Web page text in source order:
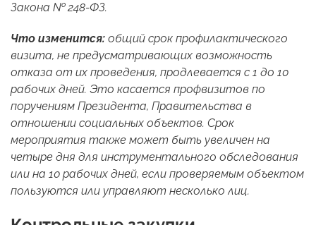
Закона № 248-ФЗ.
Что изменится: общий срок профилактического
визита, не предусматривающих возможность
отказа от их проведения, продлевается с 1 до 10
рабочих дней. Это касается профвизитов по
поручениям Президента, Правительства в
отношении социальных объектов. Срок
мероприятия также может быть увеличен на
четыре дня для инструментального обследования
или на 10 рабочих дней, если проверяемым объектом
пользуются или управляют несколько лиц.